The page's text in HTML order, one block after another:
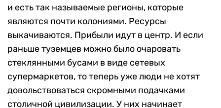
и есть так называемые регионы, которые
являются почти колониями. Ресурсы
выкачиваются. Прибыли идут в центр. И если
раньше туземцев можно было очаровать
стеклянными бусами в виде сетевых
супермаркетов, то теперь уже люди не хотят
довольствоваться скромными подачками
столичной цивилизации. У них начинает